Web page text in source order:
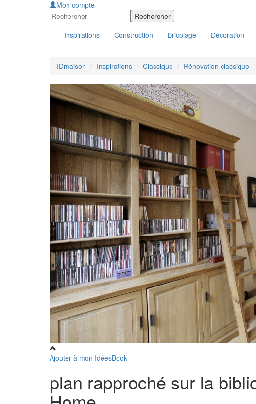
Mon compte
Inspirations Construction Bricolage Décoration
IDmaison Inspirations Classique Rénovation classique
Ajouter à mon IdéesBook
plan rapproché sur la